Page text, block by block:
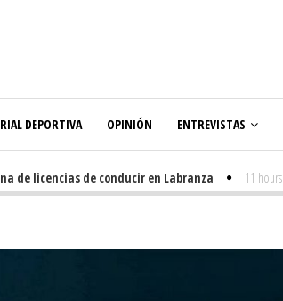
DEPORTIVA OPINIÓN ENTREVISTAS
licencias de conducir en Labranza 11 hours ago